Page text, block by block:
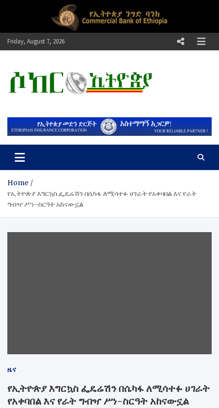
Friday, August 7, 2026
ሶከር ኢትዮጵያ
Home
የኢትዮጵያ እግርኳስ ፌዴሬሽን በሴካፋ ለሚሳተፉ ሀገራት የአቀባበል እና የራት
ግብዣ ሥነ-ስርዓት አከናውኗል
ዜና
የኢትዮጵያ እግርኳስ ፌዴሬሽን በሴካፋ ለሚሳተፉ ሀገራት
የአቀባበል እና የራት ግብዣ ሥነ-ስርዓት አከናውኗል